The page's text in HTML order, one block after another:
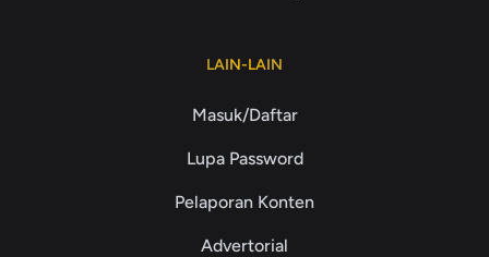
LAIN-LAIN
Masuk/Daftar
Lupa Password
Pelaporan Konten
Advertorial